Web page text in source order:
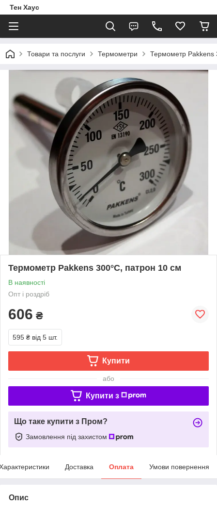
Тен Хаус
Товари та послуги Термометри Термометр Pakkens
Термометр Pakkens 300°С, патрон 10 см
В наявності
Опт і роздріб
606 ₴
595 ₴ від 5 шт.
Купити
або
Купити з
Що таке купити з Пром?
Замовлення під захистом
Доставка Оплата Умови повернення
Опис